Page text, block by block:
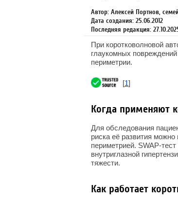
Автор: Алексей Портнов,
Дата создания: 25.06.2012
Последняя редакция:
При коротковолновой
глаукомных
периметрии.
[1]
Когда применяют
Для обследования
риска её развития
периметрией. SWAP-
внутриглазной
тяжести.
Как работает